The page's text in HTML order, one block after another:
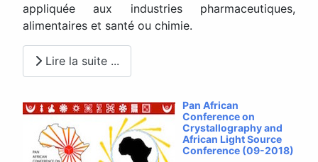
appliquée aux industries pharmaceutiques,
alimentaires et santé ou chimie.
Lire la suite ...
Pan African
Conference on
Crystallography and
African Light Source
Conference (09-2018)